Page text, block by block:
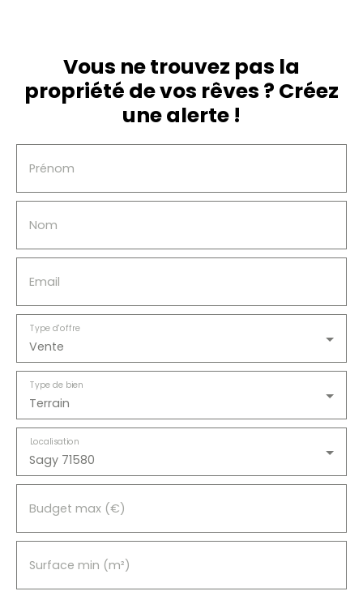
Vous ne trouvez pas la
propriété de vos rêves ? Créez
une alerte !
Prénom
Nom
Email
Vente
Type d'offre
Terrain
Type de bien
Sagy 71580
Localisation
Budget max (€)
Surface min (m²)